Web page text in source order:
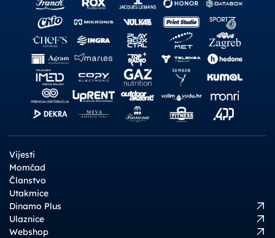
Vijesti
Momčad
Članstvo
Utakmice
Dinamo Plus
Ulaznice
Webshop